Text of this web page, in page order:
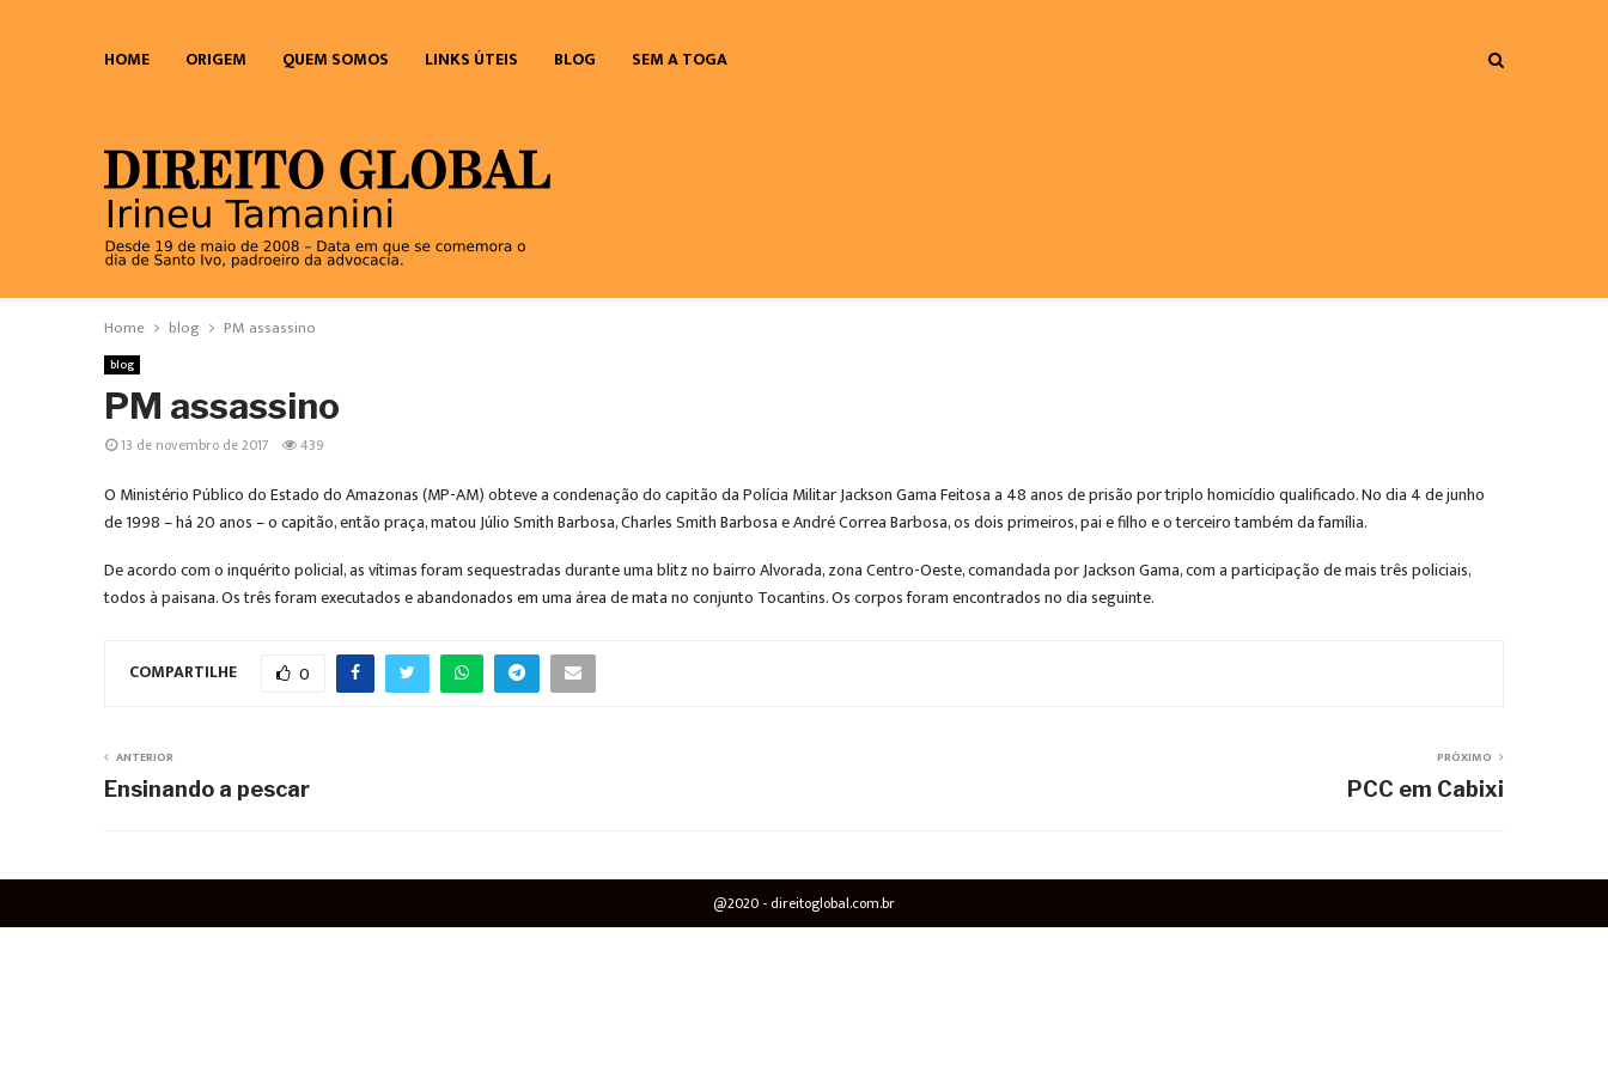
HOME ORIGEM QUEM SOMOS LINKS ÚTEIS BLOG SEM A TOGA
Home blog PM assassino
blog
PM assassino
13 de novembro de 2017 439
O Ministério Público do Estado do Amazonas (MP-AM) obteve a condenação do capitão da Polícia Militar Jackson Gama Feitosa a 48 anos de prisão por triplo homicídio qualificado. No dia 4 de junho
de 1998 – há 20 anos – o capitão, então praça, matou Júlio Smith Barbosa, Charles Smith Barbosa e André Correa Barbosa, os dois primeiros, pai e filho e o terceiro também da família.
De acordo com o inquérito policial, as vítimas foram sequestradas durante uma blitz no bairro Alvorada, zona Centro-Oeste, comandada por Jackson Gama, com a participação de mais três policiais,
todos à paisana. Os três foram executados e abandonados em uma área de mata no conjunto Tocantins. Os corpos foram encontrados no dia seguinte.
COMPARTILHE 0
ANTERIOR
Ensinando a pescar
PRÓXIMO
PCC em Cabixi
@2020 - direitoglobal.com.br